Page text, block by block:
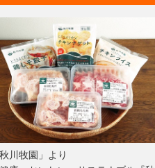
秋川牧園」より